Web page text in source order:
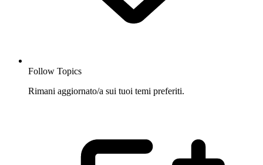
Follow Topics
Rimani aggiornato/a sui tuoi temi preferiti.